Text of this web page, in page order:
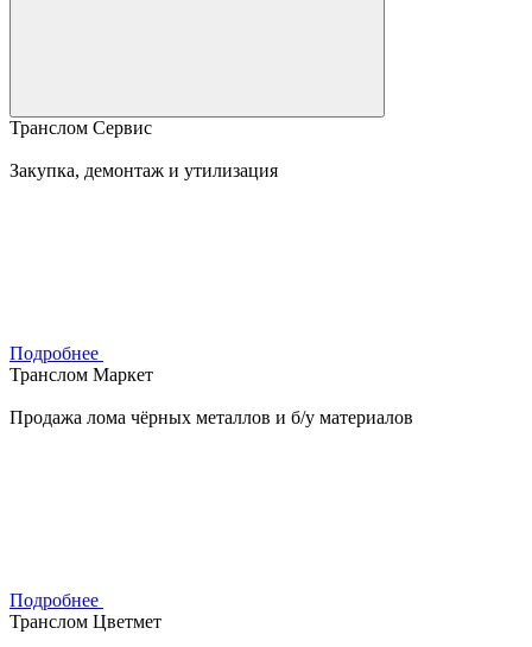
Транслом Сервис
Закупка, демонтаж и утилизация
Подробнее
Транслом Маркет
Продажа лома чёрных металлов и б/у материалов
Подробнее
Транслом Цветмет